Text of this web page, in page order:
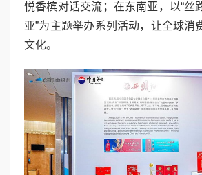
悦香槟对话交流；在东南亚，以“丝
亚”为主题举办系列活动，让全球消
文化。